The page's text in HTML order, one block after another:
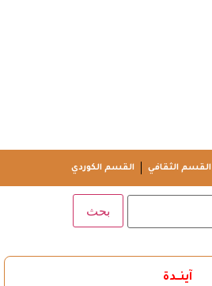
القسم الثقافي القسم الكوردي
آينــدة